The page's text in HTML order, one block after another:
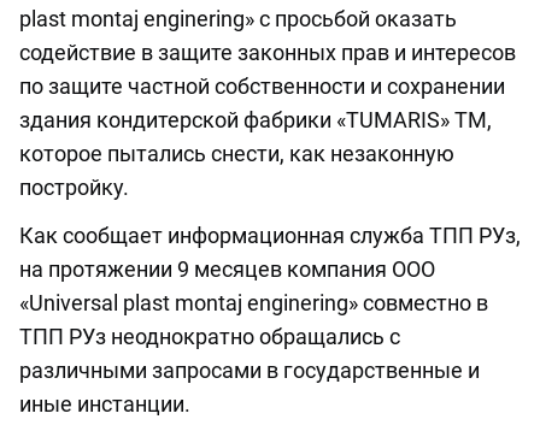
plast montaj enginering» с просьбой оказать
содействие в защите законных прав и интересов
по защите частной собственности и сохранении
здания кондитерской фабрики «TUMARIS» ТМ,
которое пытались снести, как незаконную
постройку.
Как сообщает информационная служба ТПП РУз,
на протяжении 9 месяцев компания ООО
«Universal plast montaj enginering» совместно в
ТПП РУз неоднократно обращались с
различными запросами в государственные и
иные инстанции.